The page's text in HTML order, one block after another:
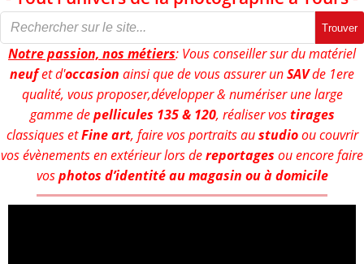
Trouver
Notre passion, nos métiers: Vous conseiller sur du matériel
neufet d'occasion ainsi que de vous assurer unSAVde 1ere
qualité, vous proposer,développer & numériser une large
gamme depellicules 135 & 120, réaliser vostirages
classiques etFine art, faire vos portraits austudioou couvrir
vos évènements en extérieur lors dereportages ou encore faire
vosphotos d’identité au magasin ou à domicile